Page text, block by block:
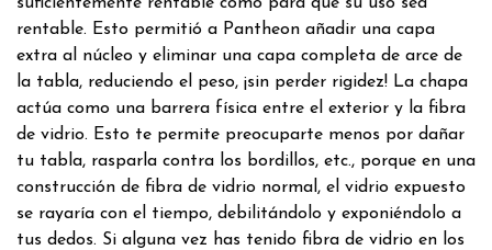
rentable. Esto permitió a Pantheon añadir una capa
extra al núcleo y eliminar una capa completa de arce de
la tabla, reduciendo el peso, ¡sin perder rigidez! La chapa
actúa como una barrera física entre el exterior y la fibra
de vidrio. Esto te permite preocuparte menos por dañar
tu tabla, rasparla contra los bordillos, etc., porque en una
construcción de fibra de vidrio normal, el vidrio expuesto
se rayaría con el tiempo, debilitándolo y exponiéndolo a
tus dedos. Si alguna vez has tenido fibra de vidrio en los